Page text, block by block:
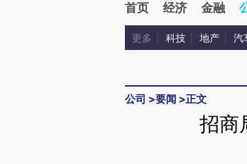
首页 经济 金融
更多 科技 地产 汽
公司 >要闻 >正文
招商